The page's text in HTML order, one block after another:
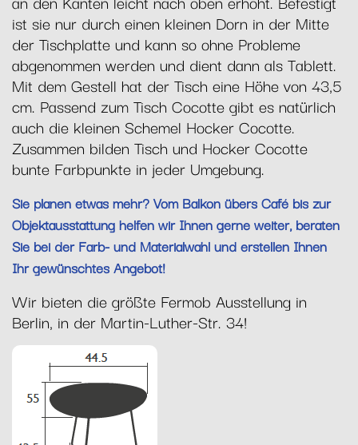
ist sie nur durch einen kleinen Dorn in der Mitte
der Tischplatte und kann so ohne Probleme
abgenommen werden und dient dann als Tablett.
Mit dem Gestell hat der Tisch eine Höhe von 43,5
cm. Passend zum Tisch Cocotte gibt es natürlich
auch die kleinen Schemel Hocker Cocotte.
Zusammen bilden Tisch und Hocker Cocotte
bunte Farbpunkte in jeder Umgebung.
Sie planen etwas mehr? Vom Balkon übers Café bis zur
Objektausstattung helfen wir Ihnen gerne weiter, beraten
Sie bei der Farb- und Materialwahl und erstellen Ihnen
Ihr gewünschtes Angebot!
Wir bieten die größte Fermob Ausstellung in
Berlin, in der Martin-Luther-Str. 34!